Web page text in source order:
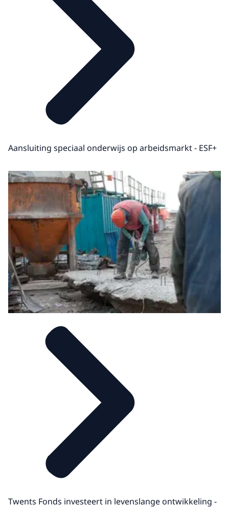
Aansluiting speciaal onderwijs op arbeidsmarkt - ESF+
Twents Fonds investeert in levenslange ontwikkeling -